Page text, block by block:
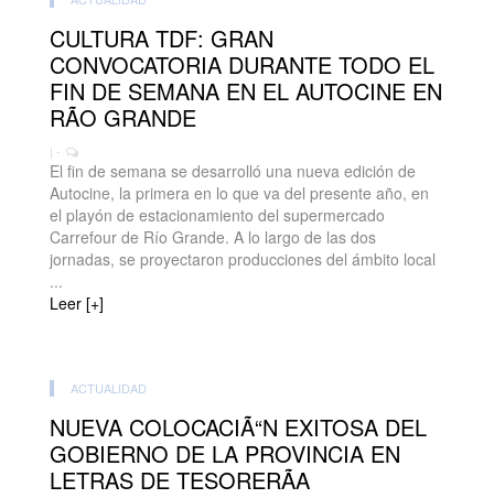
CULTURA TDF: GRAN
CONVOCATORIA DURANTE TODO EL
FIN DE SEMANA EN EL AUTOCINE EN
RÃO GRANDE
| -
El fin de semana se desarrolló una nueva edición de
Autocine, la primera en lo que va del presente año, en
el playón de estacionamiento del supermercado
Carrefour de Río Grande. A lo largo de las dos
jornadas, se proyectaron producciones del ámbito local
...
Leer [+]
ACTUALIDAD
NUEVA COLOCACIÃ“N EXITOSA DEL
GOBIERNO DE LA PROVINCIA EN
LETRAS DE TESORERÃA